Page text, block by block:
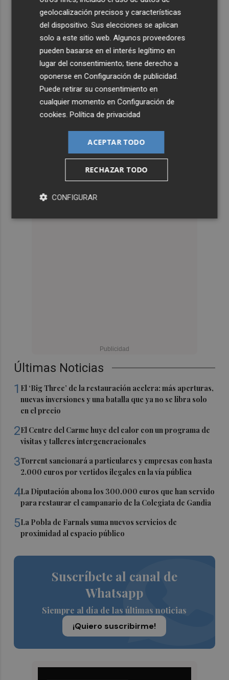
Últimas Noticias
1 El ‘Big Three’ de la restauración acelera: más aperturas,
nuevas inversiones y una batalla que ya no se libra solo
en el precio
2El Centre del Carme huye del calor con un programa de
visitas y talleres intergeneracionales
3Torrent sancionará a particulares y empresas con hasta
2.000 euros por vertidos ilegales en la vía pública
4La Diputación abona los 300.000 euros que han servido
para restaurar el campanario de la Colegiata de Gandia
5La Pobla de Farnals suma nuevos servicios de
proximidad al espacio público
Suscríbete al canal de
Whatsapp
Siempre al día de las últimas noticias
¡Quiero suscribirme!
geolocalización precisos y características
del dispositivo. Sus elecciones se aplican
solo a este sitio web. Algunos proveedores
pueden basarse en el interés legítimo en
lugar del consentimiento; tiene derecho a
oponerse enConfiguración de publicidad
Puede retirar su consentimiento en
cualquier momento enConfiguración de
cookies .Política de privacidad
ACEPTAR TODO
RECHAZAR TODO
CONFIGURAR